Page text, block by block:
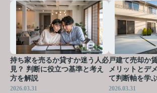
持ち家を売るか貸すか迷う人必
見？ 判断に役立つ基準と考え
方を解説
2026.03.31
戸建て売却か
メリットとデ
て判断軸を学
2026.03.31